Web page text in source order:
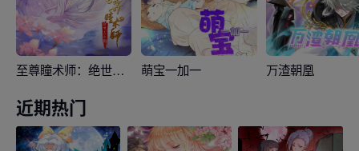
至尊瞳术师：绝世大小姐 萌宝一加一 万渣朝凰
近期热门